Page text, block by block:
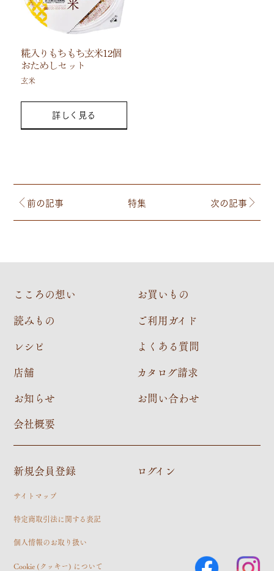
糀入りもちもち玄米12個
おためしセット
玄米
詳しく見る
前の記事 特集 次の記事
こころの想い
読みもの
レシピ
店舗
お知らせ
会社概要
お買いもの
ご利用ガイド
よくある質問
カタログ請求
お問い合わせ
新規会員登録 ログイン
サイトマップ
特定商取引法に関する表記
個人情報のお取り扱い
Cookie (クッキー) について